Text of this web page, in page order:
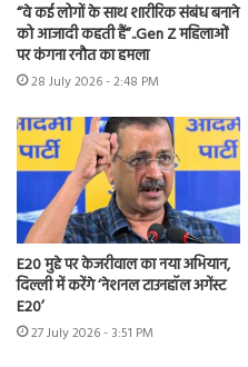
“वे कई लोगों के साथ शारीरिक संबंध बनाने
को आजादी कहती हैं”..Gen Z महिलाओं
पर कंगना रनौत का हमला
28 July 2026 - 2:48 PM
E20 मुद्दे पर केजरीवाल का नया अभियान,
दिल्ली में करेंगे ‘नेशनल टाउनहॉल अगेंस्ट
E20’
27 July 2026 - 3:51 PM